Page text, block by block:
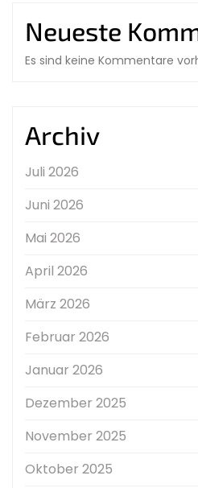
Neueste
Es sind keine Kommentare
Archiv
Juli 2026
Juni 2026
Mai 2026
April 2026
März 2026
Februar 2026
Januar 2026
Dezember 2025
November 2025
Oktober 2025